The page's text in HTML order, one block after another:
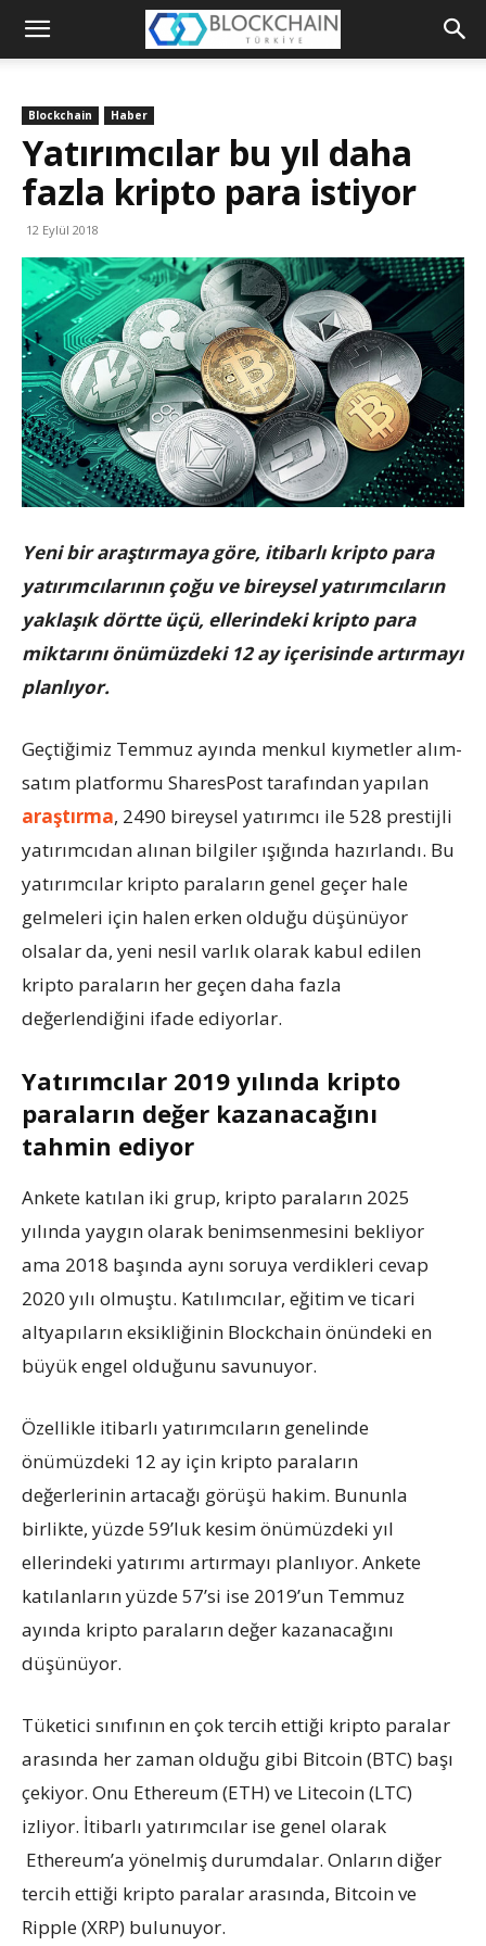
Blockchain
Blockchain Haber
Yatırımcılar bu yıl daha
fazla kripto para istiyor
12 Eylül 2018
Yeni bir araştırmaya göre, itibarlı kripto para
yatırımcılarının çoğu ve bireysel yatırımcıların
yaklaşık dörtte üçü, ellerindeki kripto para
miktarını önümüzdeki 12 ay içerisinde artırmayı
planlıyor.
Geçtiğimiz Temmuz ayında menkul kıymetler alım-
satım platformu SharesPost tarafından yapılan
araştırma, 2490 bireysel yatırımcı ile 528 prestijli
yatırımcıdan alınan bilgiler ışığında hazırlandı. Bu
yatırımcılar kripto paraların genel geçer hale
gelmeleri için halen erken olduğu düşünüyor
olsalar da, yeni nesil varlık olarak kabul edilen
kripto paraların her geçen daha fazla
değerlendiğini ifade ediyorlar.
Yatırımcılar 2019 yılında kripto
paraların değer kazanacağını
tahmin ediyor
Ankete katılan iki grup, kripto paraların 2025
yılında yaygın olarak benimsenmesini bekliyor
ama 2018 başında aynı soruya verdikleri cevap
2020 yılı olmuştu. Katılımcılar, eğitim ve ticari
altyapıların eksikliğinin Blockchain önündeki en
büyük engel olduğunu savunuyor.
Özellikle itibarlı yatırımcıların genelinde
önümüzdeki 12 ay için kripto paraların
değerlerinin artacağı görüşü hakim. Bununla
birlikte, yüzde 59’luk kesim önümüzdeki yıl
ellerindeki yatırımı artırmayı planlıyor. Ankete
katılanların yüzde 57’si ise 2019’un Temmuz
ayında kripto paraların değer kazanacağını
düşünüyor.
Tüketici sınıfının en çok tercih ettiği kripto paralar
arasında her zaman olduğu gibi Bitcoin (BTC) başı
çekiyor. Onu Ethereum (ETH) ve Litecoin (LTC)
izliyor. İtibarlı yatırımcılar ise genel olarak
Ethereum’a yönelmiş durumdalar. Onların diğer
tercih ettiği kripto paralar arasında, Bitcoin ve
Ripple (XRP) bulunuyor.